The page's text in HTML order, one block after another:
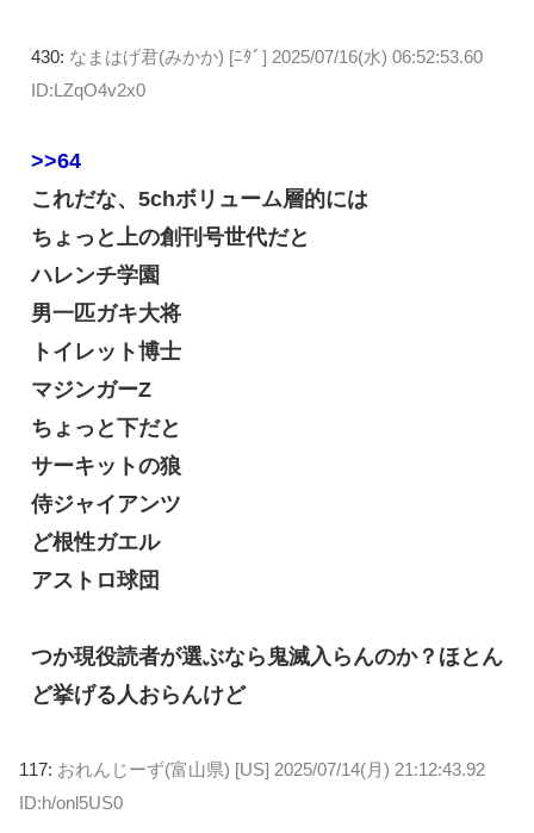
430: なまはげ君(みかか) [ﾆﾀﾞ] 2025/07/16(水) 06:52:53.60
ID:LZqO4v2x0
>>64
これだな、5chボリューム層的には
ちょっと上の創刊号世代だと
ハレンチ学園
男一匹ガキ大将
トイレット博士
マジンガーZ
ちょっと下だと
サーキットの狼
侍ジャイアンツ
ど根性ガエル
アストロ球団
つか現役読者が選ぶなら鬼滅入らんのか？ほとん
ど挙げる人おらんけど
117: おれんじーず(富山県) [US] 2025/07/14(月) 21:12:43.92
ID:h/onl5US0